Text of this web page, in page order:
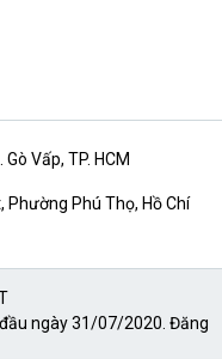
Vấp, TP. HCM
Phường Phú Thọ, Hồ Chí
ngày 31/07/2020. Đăng